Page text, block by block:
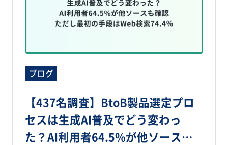
ブログ
【437名調査】BtoB製品選定プロ
セスは生成AI普及でどう変わっ
た？AI利用者64.5%が他ソースも